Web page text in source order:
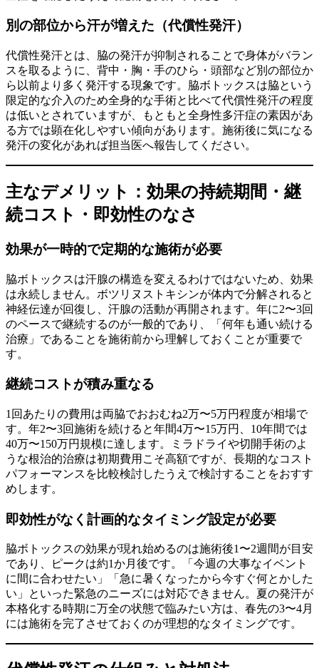
別の部位から汗が増えた（代償性発汗）
代償性発汗とは、脇の発汗が抑制されることで身体がバラン
スを取るように、背中・胸・手のひら・頭部など別の部位か
ら以前より多く発汗する現象です。脇ボトックスは脇という
限定的な介入のため全身的な手術と比べて代償性発汗の程度
は低いとされていますが、もともと全身性多汗症の素因があ
る方では顕在化しやすい傾向があります。施術後に気になる
発汗の変化があれば担当医へ報告してください。
主なデメリット：効果の持続期間・継
続コスト・即効性のなさ
効果が一時的で定期的な施術が必要
脇ボトックスは汗腺の構造を変えるわけではないため、効果
は永続しません。ボツリヌストキシンが体内で分解されると
神経伝達が回復し、汗腺の活動が再開されます。年に2〜3回
のペースで継続するのが一般的であり、「何年も通い続ける
治療」であることを施術前から理解しておくことが重要で
す。
継続コストが積み重なる
1回あたりの費用は両脇でおおむね2万〜5万円程度が相場で
す。年2〜3回施術を続けると年間4万〜15万円、10年間では
40万〜150万円規模に達します。ミラドライや切開手術のよ
うな根治的治療は初期費用こそ高額ですが、長期的なコスト
パフォーマンスを比較検討したうえで検討することをおすす
めします。
即効性がなく計画的なタイミング設定が必要
脇ボトックスの効果が現れ始めるのは施術後1〜2週間が目安
であり、ピークは約1か月後です。「今週の大事なイベント
に間に合わせたい」「急に暑くなったから今すぐ何とかした
い」といった緊急のニーズには対応できません。夏の発汗が
本格化する時期に万全の状態で臨みたい方は、春先の3〜4月
には施術を完了させておくのが理想的なタイミングです。